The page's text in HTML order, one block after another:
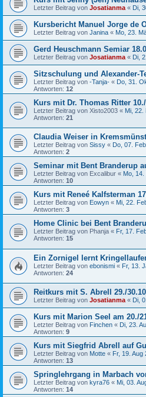
Letzter Beitrag von Josatianma « Di,
Kursbericht Manuel Jorge de
Letzter Beitrag von Janina « Mo, 23.
Gerd Heuschmann Semiar
Letzter Beitrag von Josatianma « Di,
Sitzschulung und Alexander-
Letzter Beitrag von -Tanja- « Do, 31.
Antworten: 12
Kurs mit Dr. Thomas Ritter
Letzter Beitrag von Xisto2003 « Mi, 22.
Antworten: 21
Claudia Weiser in
Letzter Beitrag von Sissy « Do, 07.
Antworten: 2
Seminar mit Bent Branderup
Letzter Beitrag von Excalibur « Mo, 14.
Antworten: 10
Kurs mit Reneé Kalfsterman
Letzter Beitrag von Eowyn « Mi, 22.
Antworten: 3
Home Clinic bei Bent
Letzter Beitrag von Phanja « Fr, 17.
Antworten: 15
Ein Zornigel lernt
Letzter Beitrag von ebonismi « Fr, 13.
Antworten: 24
Reitkurs mit S. Abrell 29./
Letzter Beitrag von Josatianma« Di,
Kurs mit Marion Seel am 20./
Letzter Beitrag von Finchen « Di, 23.
Antworten: 9
Kurs mit Siegfrid Abrell auf
Letzter Beitrag von Motte « Fr, 19. Aug
Antworten: 13
Springlehrgang in Marbach
Letzter Beitrag von kyra76 « Mi, 03.
Antworten: 14